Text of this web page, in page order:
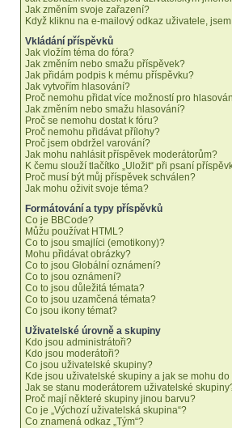
Jak změním svoje zařazení?
Když kliknu na e-mailový odkaz uživatele,
Vkládání příspěvků
Jak vložím téma do fóra?
Jak změním nebo smažu příspěvek?
Jak přidám podpis k mému příspěvku?
Jak vytvořím hlasování?
Proč nemohu přidat více možností pro
Jak změním nebo smažu hlasování?
Proč se nemohu dostat k fóru?
Proč nemohu přidávat přílohy?
Proč jsem obdržel varování?
Jak mohu nahlásit příspěvek moderátorům?
K čemu slouží tlačítko „Uložit“ při psaní
Proč musí být můj příspěvek schválen?
Jak mohu oživit svoje téma?
Formátování a typy příspěvků
Co je BBCode?
Můžu používat HTML?
Co to jsou smajlíci (emotikony)?
Mohu přidávat obrázky?
Co to jsou Globální oznámení?
Co to jsou oznámení?
Co to jsou důležitá témata?
Co to jsou uzamčená témata?
Co jsou ikony témat?
Uživatelské úrovně a skupiny
Kdo jsou administrátoři?
Kdo jsou moderátoři?
Co jsou uživatelské skupiny?
Kde jsou uživatelské skupiny a jak se mohu
Jak se stanu moderátorem uživatelské
Proč mají některé skupiny jinou barvu?
Co je „Výchozí uživatelská skupina“?
Co znamená odkaz „Tým“?